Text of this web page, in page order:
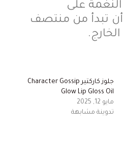
النغمة على
أن تبدأ من منتصف
الخارج.
جلوز كاركتير Character Gossip
Glow Lip Gloss Oil
مايو 12, 2025
تدوينة مشابهة